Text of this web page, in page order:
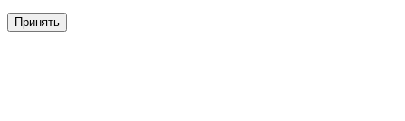
Принять